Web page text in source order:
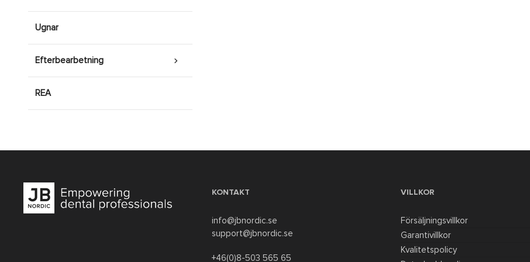
Ugnar
Efterbearbetning
REA
KONTAKT
info@jbnordic.se
support@jbnordic.se
+46(0)8-503 565 65
VILLKOR
Försäljningsvillkor
Garantivillkor
Kvalitetspolicy